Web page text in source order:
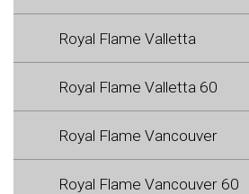
Royal Flame Valletta
Royal Flame Valletta 60
Royal Flame Vancouver
Royal Flame Vancouver 60